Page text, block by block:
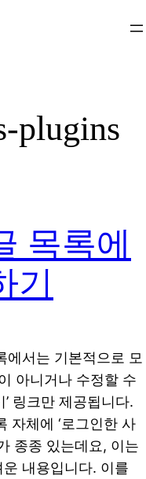
plugins
목록에
에서는 기본적으로 모
아니거나 수정할 수
’ 링크만 제공됩니다.
자체에 ‘로그인한 사
종종 있는데요, 이는
내용입니다. 이를